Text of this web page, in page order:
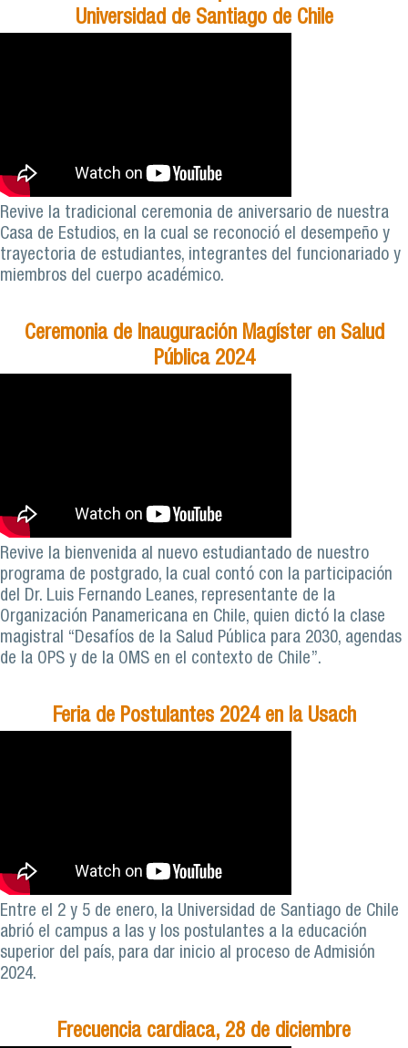
Universidad de Santiago de Chile
Revive la tradicional ceremonia de aniversario de nuestra
Casa de Estudios, en la cual se reconoció el desempeño y
trayectoria de estudiantes, integrantes del funcionariado y
miembros del cuerpo académico.
Ceremonia de Inauguración Magíster en Salud
Pública 2024
Revive la bienvenida al nuevo estudiantado de nuestro
programa de postgrado, la cual contó con la participación
del Dr. Luis Fernando Leanes, representante de la
Organización Panamericana en Chile, quien dictó la clase
magistral “Desafíos de la Salud Pública para 2030, agendas
de la OPS y de la OMS en el contexto de Chile”.
Feria de Postulantes 2024 en la Usach
Entre el 2 y 5 de enero, la Universidad de Santiago de Chile
abrió el campus a las y los postulantes a la educación
superior del país, para dar inicio al proceso de Admisión
2024.
Frecuencia cardiaca, 28 de diciembre